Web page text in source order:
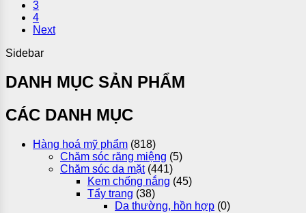
3
4
Next
Sidebar
DANH MỤC SẢN PHẨM
CÁC DANH MỤC
Hàng hoá mỹ phẩm (818)
Chăm sóc răng miệng (5)
Chăm sóc da mặt (441)
Kem chống nắng (45)
Tẩy trang (38)
Da thường, hồn hợp (0)